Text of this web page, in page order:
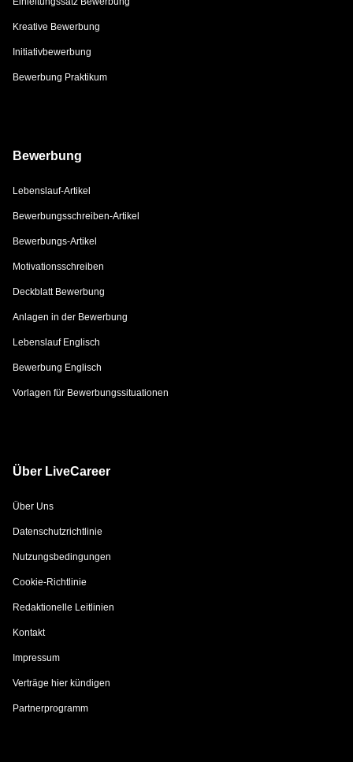
Kreative Bewerbung
Initiativbewerbung
Bewerbung Praktikum
Bewerbung
Lebenslauf-Artikel
Bewerbungsschreiben-Artikel
Bewerbungs-Artikel
Motivationsschreiben
Deckblatt Bewerbung
Anlagen in der Bewerbung
Lebenslauf Englisch
Bewerbung Englisch
Vorlagen für Bewerbungssituationen
Über LiveCareer
Über Uns
Datenschutzrichtlinie
Nutzungsbedingungen
Cookie-Richtlinie
Redaktionelle Leitlinien
Kontakt
Impressum
Verträge hier kündigen
Partnerprogramm